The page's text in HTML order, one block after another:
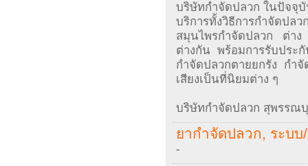
บริษัทกำจัดปลวก ในปัจจุ
บริการทั้งวิธีการกำจัดปล
สมุนไพรกำจัดปลวก ต่า
ต่างกัน พร้อมการรับประ
กำจัดปลวกตายยกรัง กำ
เสียงเป็นที่นิยมต่าง ๆ
บริษัทกำจัดปลวก สุพรรณ
ยากำจัดปลวก, ระบ
-